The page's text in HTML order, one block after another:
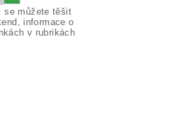
se můžete těšit
informace o
v rubrikách